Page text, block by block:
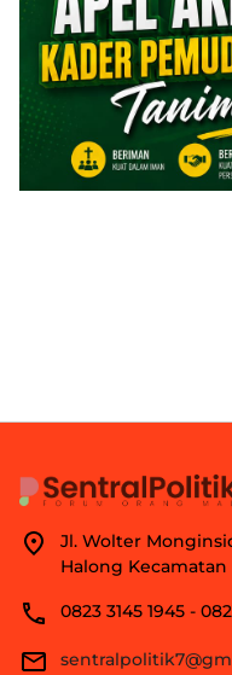
Jl. Wolter
Halong
0823 3145 1945 -